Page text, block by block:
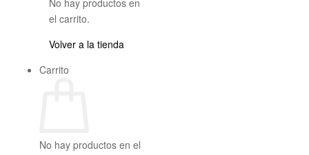
No hay productos en
el carrito.
Volver a la tienda
Carrito
No hay productos en el